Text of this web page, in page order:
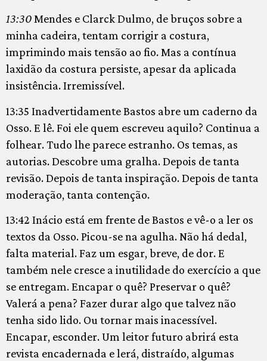
13:30 Mendes e Clarck Dulmo, de bruços sobre a
minha cadeira, tentam corrigir a costura,
imprimindo mais tensão ao fio. Mas a contínua
laxidão da costura persiste, apesar da aplicada
insistência. Irremissível.
13:35 Inadvertidamente Bastos abre um caderno da
Osso. E lê. Foi ele quem escreveu aquilo? Continua a
folhear. Tudo lhe parece estranho. Os temas, as
autorias. Descobre uma gralha. Depois de tanta
revisão. Depois de tanta inspiração. Depois de tanta
moderação, tanta contenção.
13:42 Inácio está em frente de Bastos e vê-o a ler os
textos da Osso. Picou-se na agulha. Não há dedal,
falta material. Faz um esgar, breve, de dor. E
também nele cresce a inutilidade do exercício a que
se entregam. Encapar o quê? Preservar o quê?
Valerá a pena? Fazer durar algo que talvez não
tenha sido lido. Ou tornar mais inacessível.
Encapar, esconder. Um leitor futuro abrirá esta
revista encadernada e lerá, distraído, algumas